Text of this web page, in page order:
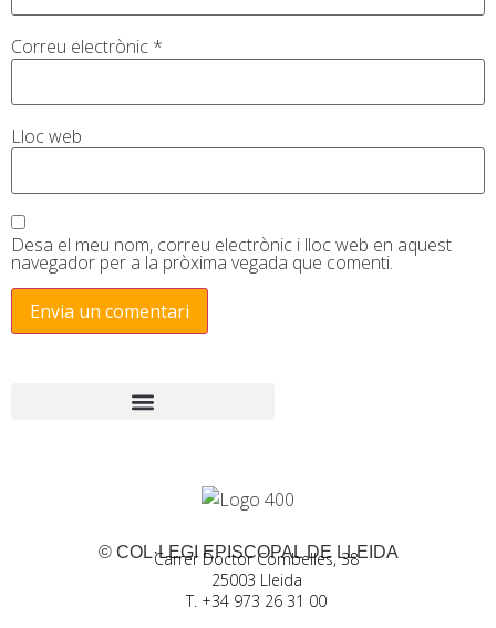
Correu electrònic *
Lloc web
Desa el meu nom, correu electrònic i lloc web en aquest
navegador per a la pròxima vegada que comenti.
© COL·LEGI EPISCOPAL DE LLEIDA
Carrer Doctor Combelles, 38
25003 Lleida
T. +34 973 26 31 00